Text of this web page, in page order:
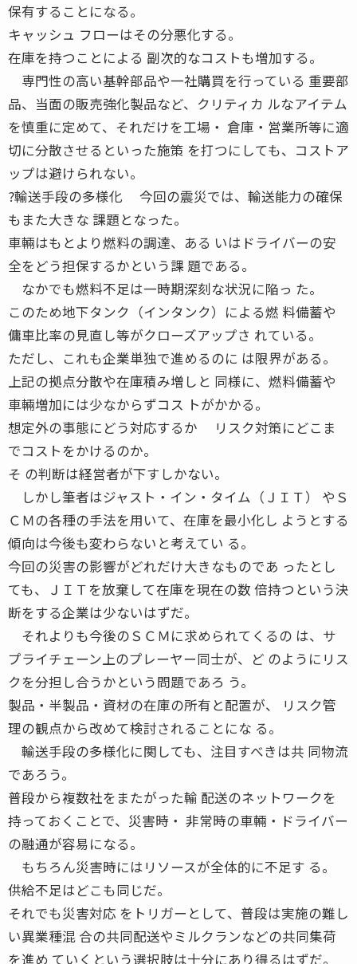
保有することになる。
キャッシュ フローはその分悪化する。
在庫を持つことによる 副次的なコストも増加する。
専門性の高い基幹部品や一社購買を行っている 重要部
品、当面の販売強化製品など、クリティカ ルなアイテム
を慎重に定めて、それだけを工場・ 倉庫・営業所等に適
切に分散させるといった施策 を打つにしても、コストア
ップは避けられない。
?輸送手段の多様化 今回の震災では、輸送能力の確保
もまた大きな 課題となった。
車輛はもとより燃料の調達、ある いはドライバーの安
全をどう担保するかという課 題である。
なかでも燃料不足は一時期深刻な状況に陥っ た。
このため地下タンク（インタンク）による燃 料備蓄や
傭車比率の見直し等がクローズアップさ れている。
ただし、これも企業単独で進めるのに は限界がある。
上記の拠点分散や在庫積み増しと 同様に、燃料備蓄や
車輛増加には少なからずコス トがかかる。
想定外の事態にどう対応するか リスク対策にどこま
でコストをかけるのか。
そ の判断は経営者が下すしかない。
しかし筆者はジャスト・イン・タイム（ＪＩＴ） やＳ
ＣＭの各種の手法を用いて、在庫を最小化し ようとする
傾向は今後も変わらないと考えてい る。
今回の災害の影響がどれだけ大きなものであ ったとし
ても、ＪＩＴを放棄して在庫を現在の数 倍持つという決
断をする企業は少ないはずだ。
それよりも今後のＳＣＭに求められてくるの は、サ
プライチェーン上のプレーヤー同士が、ど のようにリス
クを分担し合うかという問題であろ う。
製品・半製品・資材の在庫の所有と配置が、 リスク管
理の観点から改めて検討されることにな る。
輸送手段の多様化に関しても、注目すべきは共 同物流
であろう。
普段から複数社をまたがった輸 配送のネットワークを
持っておくことで、災害時・ 非常時の車輛・ドライバー
の融通が容易になる。
もちろん災害時にはリソースが全体的に不足す る。
供給不足はどこも同じだ。
それでも災害対応 をトリガーとして、普段は実施の難し
い異業種混 合の共同配送やミルクランなどの共同集荷
を進め ていくという選択肢は十分にあり得るはずだ。